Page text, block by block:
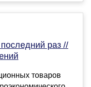
раз //
товаров